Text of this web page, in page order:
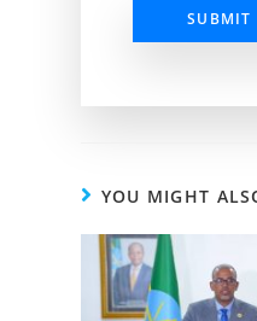
SUBMIT
YOU MIGHT